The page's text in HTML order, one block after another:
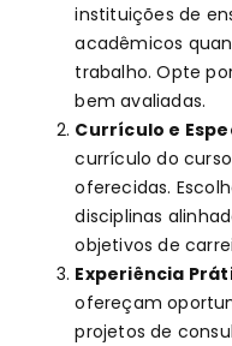
instituições de
acadêmicos
trabalho. Opte
bem avaliadas.
Currículo e
currículo do
oferecidas.
disciplinas
objetivos de
Experiência
ofereçam
projetos de